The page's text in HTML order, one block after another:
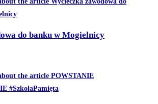
do banku w Mogielnicy